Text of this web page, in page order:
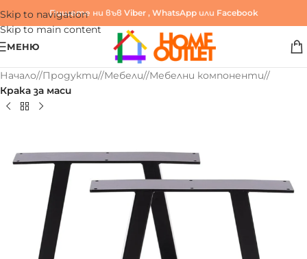
Skip to navigation
Skip to main content
Пишете ни във Viber , WhatsAppили Facebook
МЕНЮ
Начало/ Продукти/ Мебели/ Мебелни компоненти/
Крака за маси